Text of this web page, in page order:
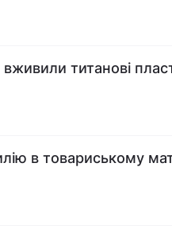
титанові
в товариському